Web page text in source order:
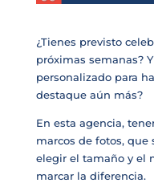
¿Tienes previsto
próximas semanas?
personalizado para
destaque aún más?
En esta agencia,
marcos de fotos, que
elegir el tamaño y el
marcar la diferencia.